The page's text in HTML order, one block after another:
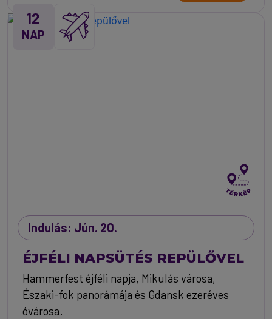
12
NAP
Indulás: Jún. 20.
ÉJFÉLI NAPSÜTÉS REPÜLŐVEL
Hammerfest éjféli napja, Mikulás városa,
Északi-fok panorámája és Gdansk ezeréves
óvárosa.